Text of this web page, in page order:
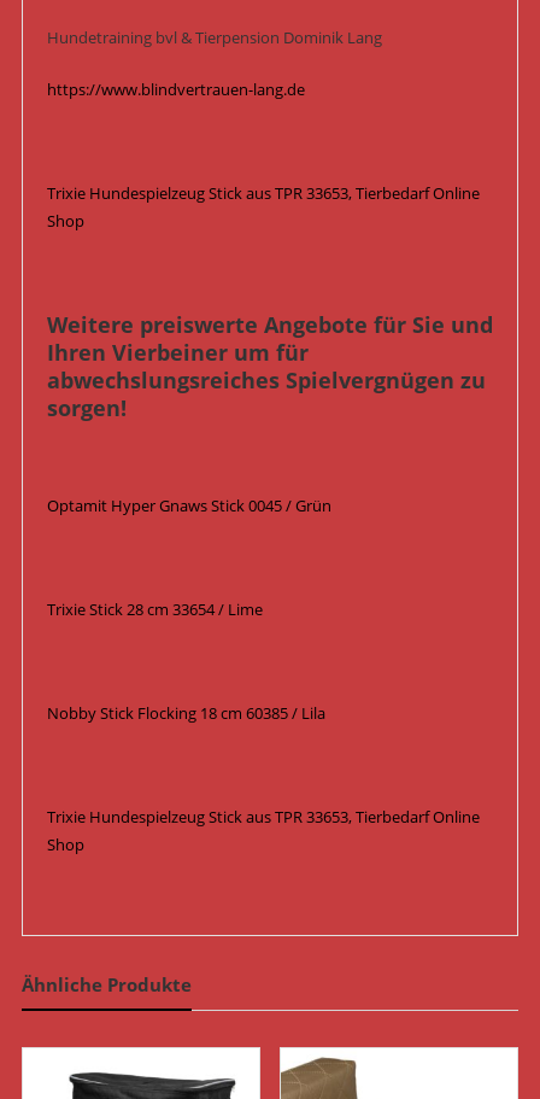
Hundetraining bvl & Tierpension Dominik Lang
https://www.blindvertrauen-lang.de
Trixie Hundespielzeug Stick aus TPR 33653, Tierbedarf Online
Shop
Weitere preiswerte Angebote für Sie und
Ihren Vierbeiner um für
abwechslungsreiches Spielvergnügen zu
sorgen!
Optamit Hyper Gnaws Stick 0045 / Grün
Trixie Stick 28 cm 33654 / Lime
Nobby Stick Flocking 18 cm 60385 / Lila
Trixie Hundespielzeug Stick aus TPR 33653, Tierbedarf Online
Shop
Ähnliche Produkte